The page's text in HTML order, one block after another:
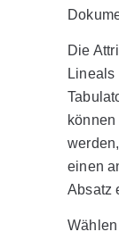
Die
Lineals
einen
Absatz